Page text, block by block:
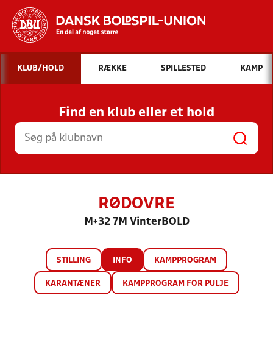
Hvad vil du søge efter?
INDHOLD OG NYHEDER
STILLINGER, RESULTATER, KLUBBER OG
HOLD
KLUB/HOLD RÆKKE SPILLESTED KAMP
Find en klub eller et hold
RØDOVRE
M+32 7M VinterBOLD
STILLING INFO KAMPPROGRAM
KARANTÆNER KAMPPROGRAM FOR PULJE